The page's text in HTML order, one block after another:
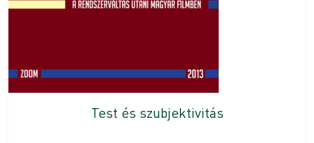
Test és szubjektivitás